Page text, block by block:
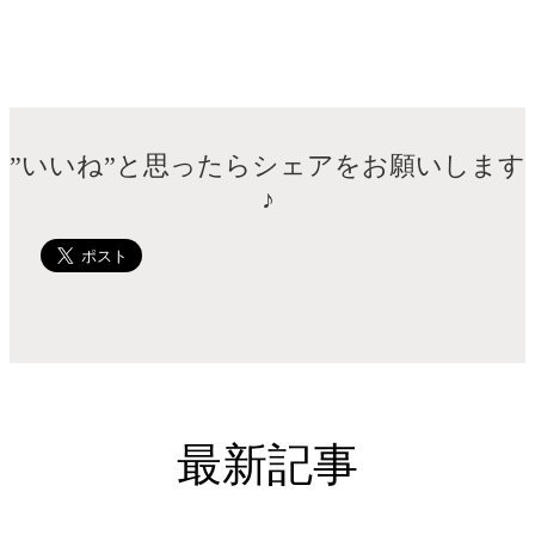
”いいね”と思ったらシェアをお願いします
♪
最新記事